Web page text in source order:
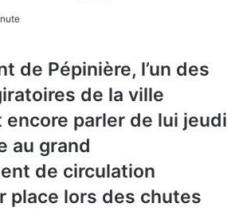
de Pépinière, l’un des
de la ville
encore parler de lui jeudi
au grand
de circulation
place lors des chutes